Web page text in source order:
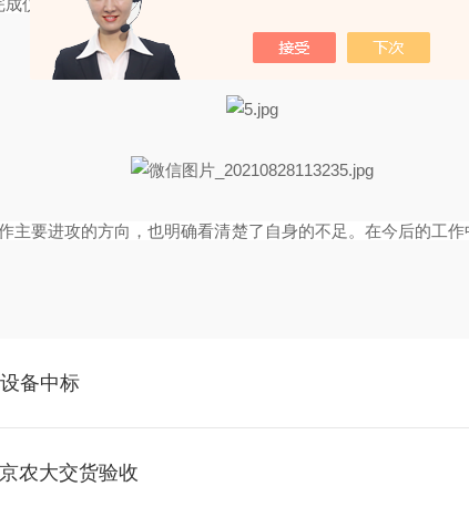
成仪器交接工作，售后工作也是很顺利的就完成了。
主要进攻的方向，也明确看清楚了自身的不足。在今后的工
备中标
农大交货验收